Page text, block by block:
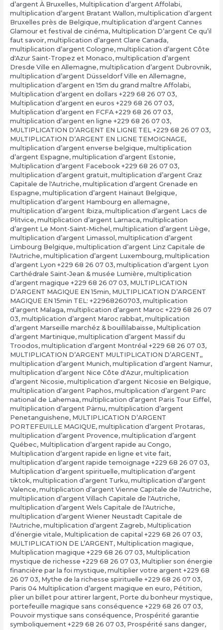
d’argent À Bruxelles, Multiplication d’argent Affolabi,
multiplication d’argent Bratant Wallon, multiplication d’argent
Bruxelles près de Belgique, multiplication d’argent Cannes
Glamour et festival de cinéma, Multiplication D’argent Ce qu’il
faut savoir, multiplication d’argent Clare Canada,
multiplication d’argent Cologne, multiplication d’argent Côte
d'Azur Saint-Tropez et Monaco, multiplication d’argent
Dresde Ville en Allemagne, multiplication d’argent Dubrovnik,
multiplication d’argent Düsseldorf Ville en Allemagne,
multiplication d’argent en 15m du grand maître Affolabi,
Multiplication d’argent en dollars +229 68 26 07 03,
Multiplication d’argent en euros +229 68 26 07 03,
Multiplication d’argent en FCFA +229 68 26 07 03,
multiplication d’argent en ligne +229 68 26 07 03,
MULTIPLICATION D’ARGENT EN LIGNE TEL +229 68 26 07 03,
MULTIPLICATION D’ARGENT EN LIGNE TEMOIGNAGE,
multiplication d’argent enverse belgique, multiplication
d’argent Espagne, multiplication d’argent Estonie,
Multiplication d’argent Facebook +229 68 26 07 03,
multiplication d’argent gratuit, multiplication d’argent Graz
Capitale de l'Autriche, multiplication d’argent Grenade en
Espagne, multiplication d’argent Hainaut Belgique,
multiplication d’argent Hambourg en allemagne,
multiplication d’argent Ibiza, multiplication d’argent Lacs de
Plitvice, multiplication d’argent Larnaca, multiplication
d’argent Le Mont-Saint-Michel, multiplication d’argent Liège,
multiplication d’argent Limassol, multiplication d’argent
Limbourg Belgique, multiplication d’argent Linz Capitale de
l'Autriche, multiplication d’argent Luxembourg, multiplication
d’argent Lyon +229 68 26 07 03, multiplication d’argent Lyon
Carthédrale Saint-Jean & musée Lumière, multiplication
d’argent magique +229 68 26 07 03, MULTIPLICATION
D’ARGENT MAGIQUE EN 15min, MULTIPLICATION D’ARGENT
MAGIQUE EN 15min TEL: +22968260703, multiplication
d’argent Malaga, multiplication d’argent Maroc +229 68 26 07
03, multiplication d’argent Maroc rabbat, multiplication
d’argent Marseille marchéz & bouillilabaisse, Multiplication
d’argent Martinique, multiplication d’argent Massif du
Troodos, multiplication d’argent Montréal +229 68 26 07 03,
MULTIPLICATION D’ARGENT MULTIPLICATION D’ARGENT,,
multiplication d’argent Munich, multiplication d’argent Namur,
multiplication d’argent Nice Côte d'Azur, multiplication
d’argent Nicosie, multiplication d’argent Nicosie en Belgique,
multiplication d’argent Paphos, multiplication d’argent Parc
national de Lahemaa, multiplication d’argent Paris Tour Eiffel,
multiplication d’argent Pärnu, multiplication d’argent
Penetanguishene, MULTIPLICATION D’ARGENT
PORTEFEUILLE MAGIQUE, multiplication d’argent Protaras,
multiplication d’argent Provence, multiplication d’argent
Québec, Multiplication d’argent rapide au Congo,
Multiplication d’argent rapide en ligne et vite fait,
multiplication d’argent rapide temoignage +229 68 26 07 03,
Multiplication d’argent spirituelle, multiplication d’argent
tiktok, multiplication d’argent Turku, multiplication d’argent
Valence, multiplication d’argent Vienne Capitale de l'Autriche,
multiplication d’argent Villach Capitale de l'Autriche,
multiplication d’argent Wels Capitale de l'Autriche,
multiplication d’argent Wiener Neustadt Capitale de
l'Autriche, multiplication d’argent Zagreb, Multiplication
d’énergie vitale, Multiplication de capital +229 68 26 07 03,
MULTIPLICATION DE L’ARGENT, Multiplication magique,
Multiplication magique +229 68 26 07 03, Multiplication
mystique de richesse +229 68 26 07 03, Multiplier son énergie
financière par la foi mystique, multiplier votre argent +229 68
26 07 03, Mythe de la richesse spirituelle +229 68 26 07 03,
Paris 04 Multiplication d’argent magique en euro, Pétition,
plier un billet pour attirer largent, Porte du bonheur mystique,
portefeuille magique sans conséquence +229 68 26 07 03,
Pouvoir mystique sans conséquence, Prospérité garantie
symboliquement +229 68 26 07 03, Prospérité sans danger,